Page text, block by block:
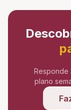
Responde
plano